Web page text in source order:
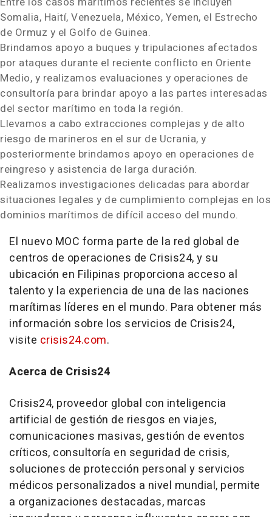
Somalia, Haití, Venezuela, México, Yemen, el Estrecho
de Ormuz y el Golfo de Guinea.
Brindamos apoyo a buques y tripulaciones afectados
por ataques durante el reciente conflicto en Oriente
Medio, y realizamos evaluaciones y operaciones de
consultoría para brindar apoyo a las partes interesadas
del sector marítimo en toda la región.
Llevamos a cabo extracciones complejas y de alto
riesgo de marineros en el sur de Ucrania, y
posteriormente brindamos apoyo en operaciones de
reingreso y asistencia de larga duración.
Realizamos investigaciones delicadas para abordar
situaciones legales y de cumplimiento complejas en los
dominios marítimos de difícil acceso del mundo.
El nuevo MOC forma parte de la red global de
centros de operaciones de Crisis24, y su
ubicación en Filipinas proporciona acceso al
talento y la experiencia de una de las naciones
marítimas líderes en el mundo. Para obtener más
información sobre los servicios de Crisis24,
visite crisis24.com.
Acerca de Crisis24
Crisis24, proveedor global con inteligencia
artificial de gestión de riesgos en viajes,
comunicaciones masivas, gestión de eventos
críticos, consultoría en seguridad de crisis,
soluciones de protección personal y servicios
médicos personalizados a nivel mundial, permite
a organizaciones destacadas, marcas